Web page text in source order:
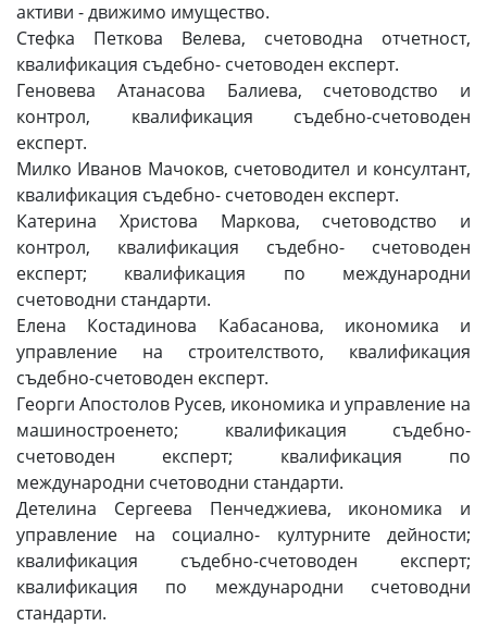
активи - движимо имущество.
Стефка Петкова Велева, счетоводна отчетност,
квалификация съдебно- счетоводен експерт.
Геновева Атанасова Балиева, счетоводство и
контрол, квалификация съдебно-счетоводен
експерт.
Милко Иванов Мачоков, счетоводител и консултант,
квалификация съдебно- счетоводен експерт.
Катерина Христова Маркова, счетоводство и
контрол, квалификация съдебно- счетоводен
експерт; квалификация по международни
счетоводни стандарти.
Елена Костадинова Кабасанова, икономика и
управление на строителството, квалификация
съдебно-счетоводен експерт.
Георги Апостолов Русев, икономика и управление на
машиностроенето; квалификация съдебно-
счетоводен експерт; квалификация по
международни счетоводни стандарти.
Детелина Сергеева Пенчеджиева, икономика и
управление на социално- културните дейности;
квалификация съдебно-счетоводен експерт;
квалификация по международни счетоводни
стандарти.